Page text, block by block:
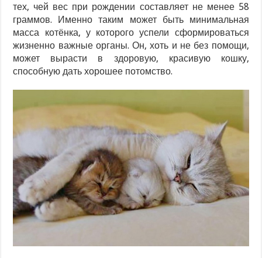
тех, чей вес при рождении составляет не менее 58
граммов. Именно таким может быть минимальная
масса котёнка, у которого успели сформироваться
жизненно важные органы. Он, хоть и не без помощи,
может вырасти в здоровую, красивую кошку,
способную дать хорошее потомство.